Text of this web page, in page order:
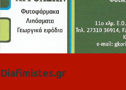
Diafimistes.gr